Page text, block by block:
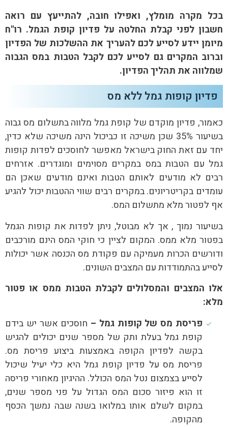
בכל מקרה מומלץ, ואפילו חובה, להתייעץ עם רואה
חשבון לפני קבלת החלטה על פדיון קופת הגמל. רו"ח
מיומן יידע לסייע לכם להעריך את ההשלכות של הפדיון
וברוב המקרים גם לסייע לכם לקבל הטבות במס הגבוה
שמלווה את תהליך הפדיון.
פדיון קופות גמל ללא מס
כאמור, פדיון מוקדם של קופת גמל מלווה בתשלום מס גבוה
בשיעור 35% שכן משיכה זו כביכול הינה משיכה שלא כדין,
יחד עם זאת החוק בישראל מאפשר לחוסכים לפדות קופות
גמל עם הטבות במס במקרים מסוימים ומוגדרים. אזרחים
רבים לא מודעים לאותם הטבות ואינם מודעים שאכן הם
עומדים בקריטריונים. במקרים רבים שווי ההטבות יכול להגיע
אף לפטור מלא מתשלום המס.
בשיעור נמוך , אך לא מבוטל, ניתן לפדות את קופות הגמל
בפטור מלא ממס. המקום לציין כי חוקי המס הינם מורכבים
ודורשים הכרות מעמיקה עם פקודת מס הכנסה אשר יכולות
לסייע בהתמודדות עם המצבים השונים.
אלו המצבים והמסלולים לקבלת הטבות ממס או פטור
מלא:
פריסת מס של קופות גמל – חוסכים אשר יש בידם
קופת גמל בעלת ותק של מספר שנים יכולים להגיש
בקשה לפדיון הקופה באמצעות ביצוע פריסת מס.
פריסת מס על פדיון קופת גמל היא כלי יעיל שיכול
לסייע בצמצום נטל המס הכולל. ההיגיון מאחורי פריסה
זו הוא פיזור סכום המס הגדול על פני מספר שנים,
במקום לשלם אותו במלואו בשנה שבה נמשך הכסף
מהקופה.